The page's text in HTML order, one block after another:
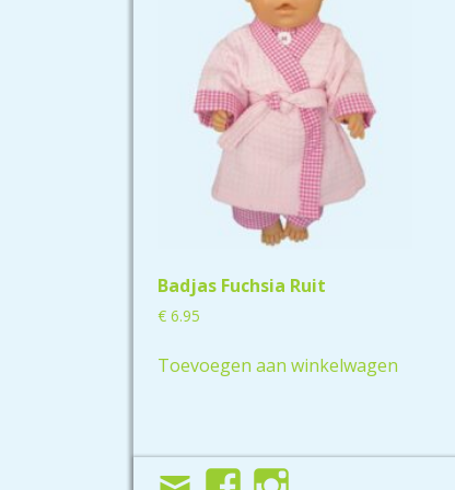
Badjas Fuchsia Ruit
€ 6.95
Toevoegen aan winkelwagen